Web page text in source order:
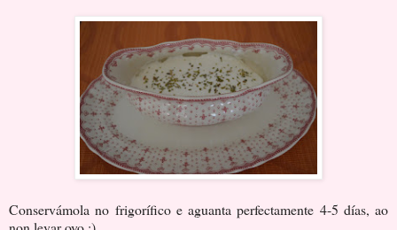
Conservámola no frigorífico e aguanta perfectamente 4-5 días, ao